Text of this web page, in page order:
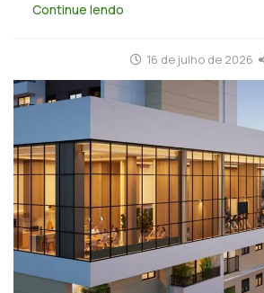
Continue lendo
16 de julho de 2026